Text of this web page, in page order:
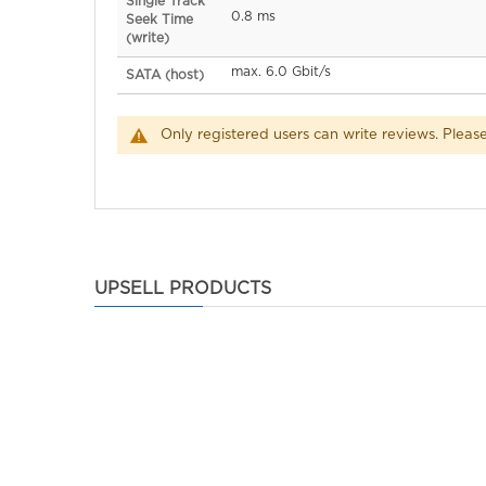
Seek Time
(write)
0.8 ms
SATA (host) max. 6.0 Gbit/s
Only registered users can write reviews. Please
UPSELL PRODUCTS